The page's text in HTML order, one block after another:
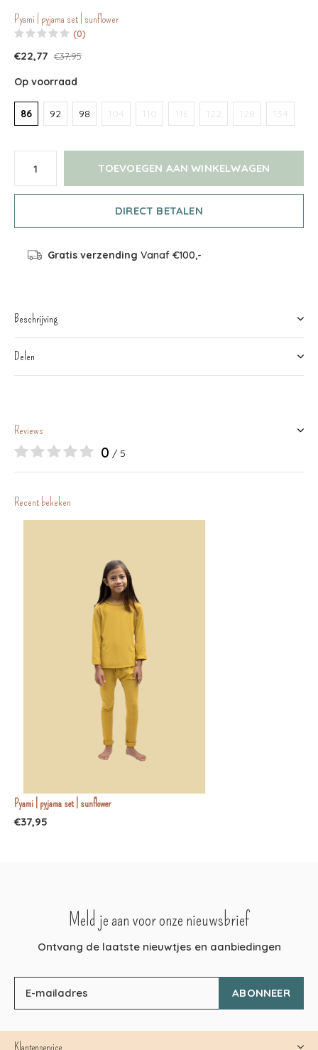
Pyami | pyjama set | sunflower
(0)
€22,77 €37,95
Op voorraad
86 92 98 104 110 116 122 128 134
TOEVOEGEN AAN WINKELWAGEN
DIRECT BETALEN
Gratis verzending Vanaf €100,-
Beschrijving
Delen
Reviews
0 / 5
Recent bekeken
Pyami | pyjama set | sunflower
€37,95
Meld je aan voor onze nieuwsbrief
Ontvang de laatste nieuwtjes en aanbiedingen
ABONNEER
Klantenservice